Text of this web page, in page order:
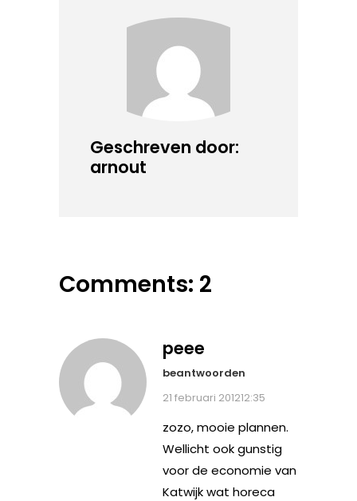
Geschreven door:
arnout
Comments: 2
peee
beantwoorden
21 februari 201212:35
zozo, mooie plannen.
Wellicht ook gunstig
voor de economie van
Katwijk wat horeca